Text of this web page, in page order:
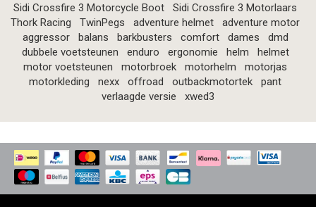
Sidi Crossfire 3 Motorcycle Boot
Sidi Crossfire 3 Motorlaars
Thork Racing
TwinPegs adventure helmet
adventure motor
aggressor
balans barkbusters comfort dames
dmd
dubbele voetsteunen
enduro ergonomie helm
helmet
motor voetsteunen
motorbroek motorhelm
motorjas
motorkleding
nexx offroad outbackmotortek
pant
verlaagde versie
xwed3